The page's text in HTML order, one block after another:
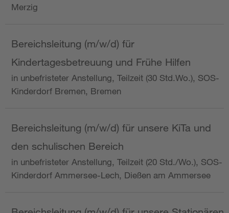
Merzig
Bereichsleitung (m/w/d) für
Kindertagesbetreuung und Frühe Hilfen
in unbefristeter Anstellung, Teilzeit (30 Std.Wo.), SOS-
Kinderdorf Bremen, Bremen
Bereichsleitung (m/w/d) für unsere KiTa und
den schulischen Bereich
in unbefristeter Anstellung, Teilzeit (20 Std./Wo.), SOS-
Kinderdorf Ammersee-Lech, Dießen am Ammersee